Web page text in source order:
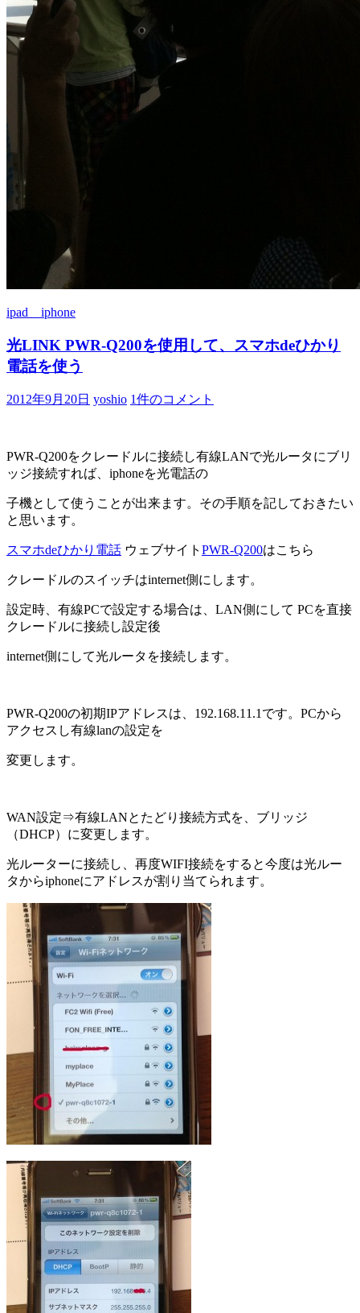
ipad iphone
光LINK PWR-Q200を使用して、スマホdeひかり
電話を使う
2012年9月20日 yoshio 1件のコメント
PWR-Q200をクレードルに接続し有線LANで光ルータにブリ
ッジ接続すれば、iphoneを光電話の
子機として使うことが出来ます。その手順を記しておきたい
と思います。
スマホdeひかり電話 ウェブサイト PWR-Q200はこちら
クレードルのスイッチはinternet側にします。
設定時、有線PCで設定する場合は、LAN側にして PCを直接
クレードルに接続し設定後
internet側にして光ルータを接続します。
PWR-Q200の初期IPアドレスは、192.168.11.1です。PCから
アクセスし有線lanの設定を
変更します。
WAN設定⇒有線LANとたどり接続方式を、ブリッジ
（DHCP）に変更します。
光ルーターに接続し、再度WIFI接続をすると今度は光ルー
タからiphoneにアドレスが割り当てられます。